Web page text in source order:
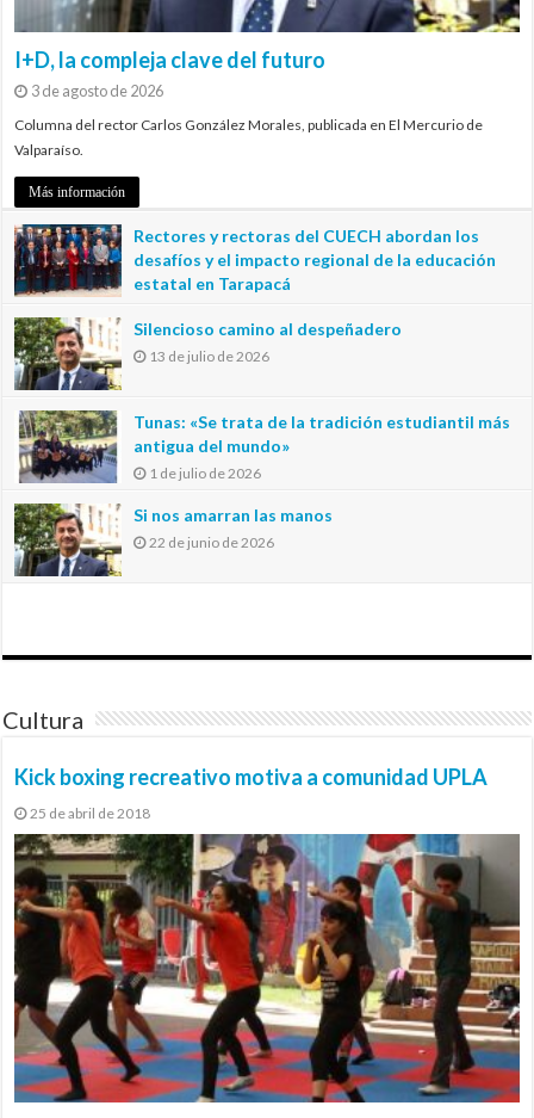
I+D, la compleja clave del futuro
3 de agosto de 2026
Columna del rector Carlos González Morales, publicada en El Mercurio de
Valparaíso.
Más información
Rectores y rectoras del CUECH abordan los
desafíos y el impacto regional de la educación
estatal en Tarapacá
Silencioso camino al despeñadero
13 de julio de 2026
Tunas: «Se trata de la tradición estudiantil más
antigua del mundo»
1 de julio de 2026
Si nos amarran las manos
22 de junio de 2026
Cultura
Kick boxing recreativo motiva a comunidad UPLA
25 de abril de 2018